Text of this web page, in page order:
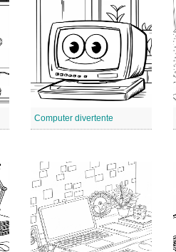
Computer divertente